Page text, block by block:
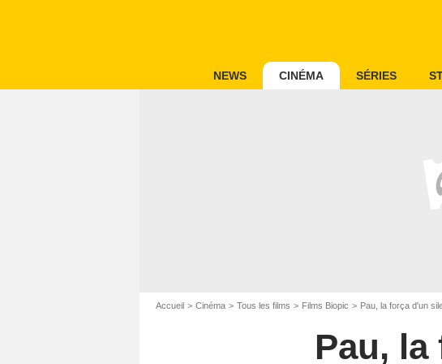
NEWS CINÉMA SÉRIES
Accueil Cinéma Tous les films Films Biopic Pau, la força d'un
Pau,